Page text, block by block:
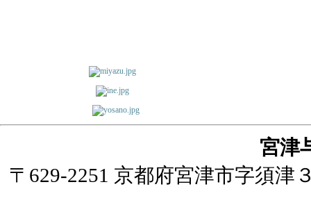
宮津
〒629-2251 京都府宮津市字須津